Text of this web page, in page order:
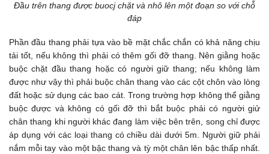
Đầu trên thang được buocj chặt và nhô lên một đoạn so với chỗ
đáp
Phần đầu thang phải tựa vào bề mặt chắc chắn có khả năng chịu
tải tốt, nếu không thì phải có thêm gối đỡ thang. Nên giằng hoặc
buộc chặt đầu thang hoặc có người giữ thang; nếu không làm
được như vậy thì phải buộc chân thang vào các cột chôn vào lòng
đất hoặc sử dụng các bao cát. Trong trường hợp không thể giằng
buộc được và không có gối đỡ thì bắt buộc phải có người giử
chân thang khi người khác đang làm việc bên trên, song chỉ được
áp dụng với các loại thang có chiều dài dưới 5m. Người giữ phải
nắm mỗi tay vào một bậc thang và tỳ một chân lên bậc thấp nhất.